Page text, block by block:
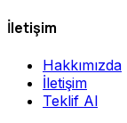
İletişim
Hakkımızda
İletişim
Teklif Al